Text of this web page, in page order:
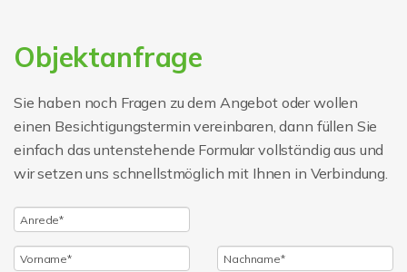
Objektanfrage
Sie haben noch Fragen zu dem Angebot oder wollen
einen Besichtigungstermin vereinbaren, dann füllen Sie
einfach das untenstehende Formular vollständig aus und
wir setzen uns schnellstmöglich mit Ihnen in Verbindung.